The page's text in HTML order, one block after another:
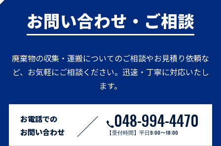
お問い合わせ・ご相談
廃棄物の収集・運搬についてのご相談やお見積り依頼な
ど、お気軽にご相談ください。迅速・丁寧に対応いたし
ます。
お電話での
お問い合わせ
048-994-4470
【受付時間】平日9:00〜18:00